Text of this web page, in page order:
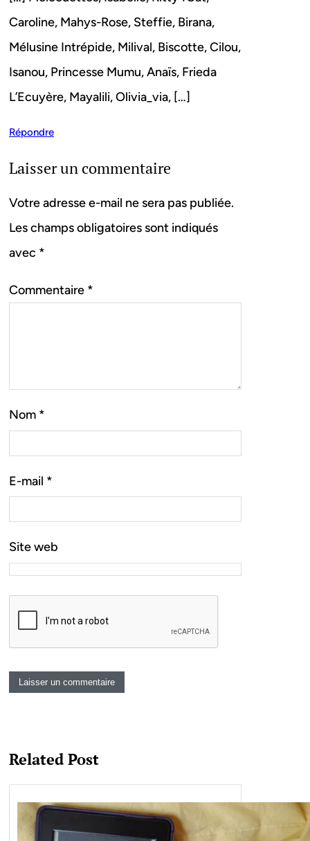
Caroline, Mahys-Rose, Steffie, Birana,
Mélusine Intrépide, Milival, Biscotte, Cilou,
Isanou, Princesse Mumu, Anaïs, Frieda
L’Ecuyère, Mayalili, Olivia_via, […]
Répondre
Laisser un commentaire
Votre adresse e-mail ne sera pas publiée.
Les champs obligatoires sont indiqués
avec *
Commentaire *
Nom *
E-mail *
Site web
Related Post